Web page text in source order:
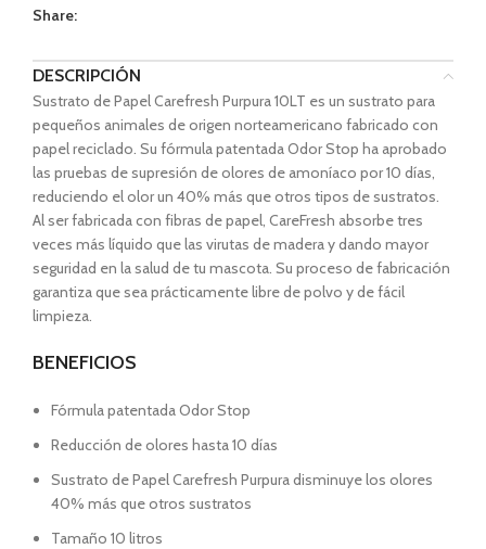
Share:
DESCRIPCIÓN
Sustrato de Papel Carefresh Purpura 10LT es un sustrato para
pequeños animales de origen norteamericano fabricado con
papel reciclado. Su fórmula patentada Odor Stop ha aprobado
las pruebas de supresión de olores de amoníaco por 10 días,
reduciendo el olor un 40% más que otros tipos de sustratos.
Al ser fabricada con fibras de papel, CareFresh absorbe tres
veces más líquido que las virutas de madera y dando mayor
seguridad en la salud de tu mascota. Su proceso de fabricación
garantiza que sea prácticamente libre de polvo y de fácil
limpieza.
BENEFICIOS
Fórmula patentada Odor Stop
Reducción de olores hasta 10 días
Sustrato de Papel Carefresh Purpura disminuye los olores
40% más que otros sustratos
Tamaño 10 litros